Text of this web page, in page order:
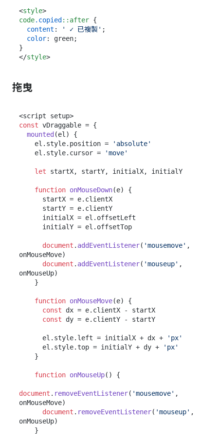
<style>
code.copied ::after {
content : ' ✓ 已複製' ;
color: green;
</style>
拖曳
const vDraggable = {
mounted (el ) {
    el.
style. position =
'absolute'
    el.
style. cursor = 'move'
let startX, startY, initialX, initialY
function onMouseDown(e) {
      startX = e.
clientX
      startY = e.
clientY
      initialX = el.
offsetLeft
      initialY = el.
offsetTop
document . addEventListener( 'mousemove' ,
onMouseMove)
document . addEventListener( 'mouseup' ,
onMouseUp)
function onMouseMove(e) {
const dx = e. clientX - startX
const dy = e. clientY - startY
      el.
style. left = initialX + dx +
'px'
      el.
style.top = initialY + dy +
'px'
function onMouseUp( ) {
document . removeEventListener( 'mousemove' ,
onMouseMove)
document . removeEventListener( 'mouseup' ,
onMouseUp)